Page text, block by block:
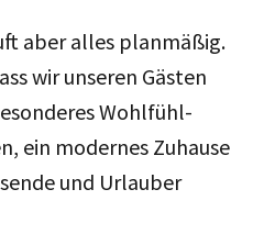
aber alles planmäßig.
wir unseren Gästen
Wohlfühl-
ein modernes Zuhause
und Urlauber